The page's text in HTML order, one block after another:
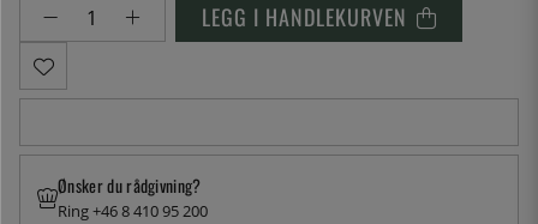
LEGG I HANDLEKURVEN
Ønsker du rådgivning?
Ring +46 8 410 95 200